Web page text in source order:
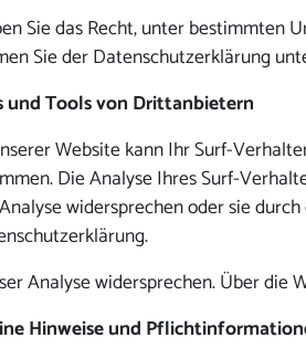
Sie das Recht, unter bestimmten
Sie der Datenschutzerklärung
und Tools von Drittanbietern
Website kann Ihr Surf-
Die Analyse Ihres Surf-
widersprechen oder sie
Analyse widersprechen. Über
Hinweise und